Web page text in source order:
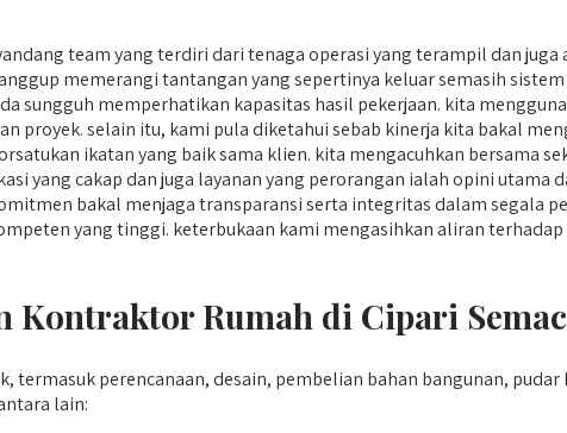
team yang terdiri dari tenaga operasi yang terampil dan
memerangi tantangan yang sepertinya keluar semasih
sungguh memperhatikan kapasitas hasil pekerjaan. kita
proyek. selain itu, kami pula diketahui sebab kinerja kita bakal
ikatan yang baik sama klien. kita mengacuhkan bersama
yang cakap dan juga layanan yang perorangan ialah opini utama
bakal menjaga transparansi serta integritas dalam segala
yang tinggi. keterbukaan kami mengasihkan aliran
Kontraktor Rumah di Cipari
termasuk perencanaan, desain, pembelian bahan bangunan,
lain: